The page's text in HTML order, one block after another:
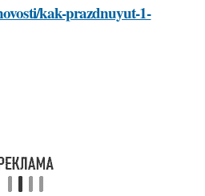
kak-prazdnuyut-1-